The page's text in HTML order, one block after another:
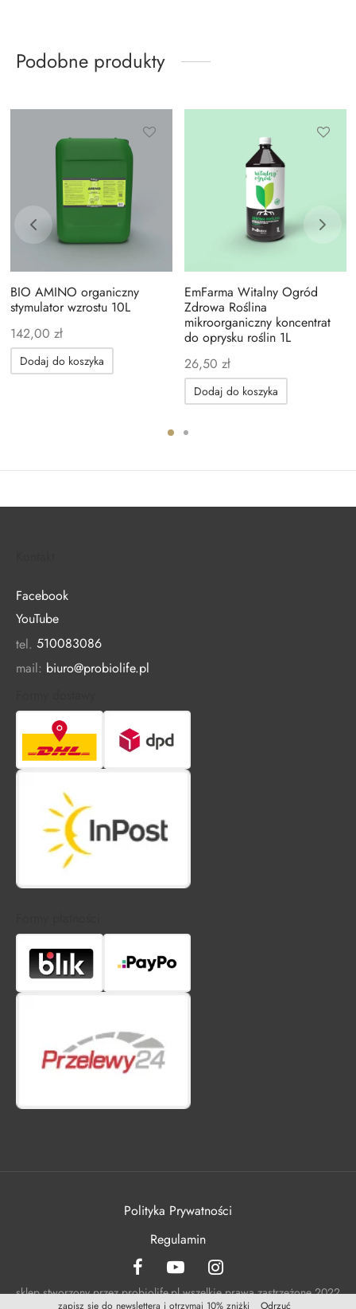
zapisz się do newslettera i otrzymaj 10% zniżki Odrzuć
Podobne produkty
BIO AMINO organiczny
stymulator wzrostu 10L
142,00 zł
Dodaj do koszyka
EmFarma Witalny Ogród
Zdrowa Roślina
mikroorganiczny koncentrat
do oprysku roślin 1L
26,50 zł
Dodaj do koszyka
Facebook
YouTube
tel. 510083086
mail: biuro@probiolife.pl
Polityka Prywatności
Regulamin
sklep stworzony przez probiolife.pl wszelkie prawa zastrzeżone 2022